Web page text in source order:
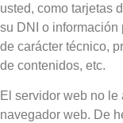
usted, como tarjetas
su DNI o información
de carácter técnico,
de contenidos, etc.
El servidor web no le
navegador web. De